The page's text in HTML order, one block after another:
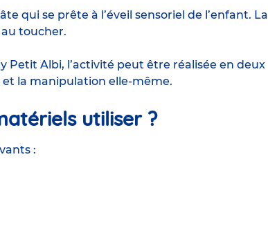
qui se prête à l’éveil sensoriel de l’enfant. La
toucher.
Petit Albi, l’activité peut être réalisée en deux
la manipulation elle-même.
utiliser ?
: